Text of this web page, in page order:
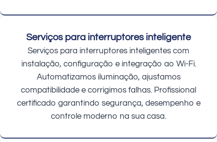
Serviços para interruptores inteligente
Serviços para interruptores inteligentes com
instalação, configuração e integração ao Wi-Fi.
Automatizamos iluminação, ajustamos
compatibilidade e corrigimos falhas. Profissional
certificado garantindo segurança, desempenho e
controle moderno na sua casa.